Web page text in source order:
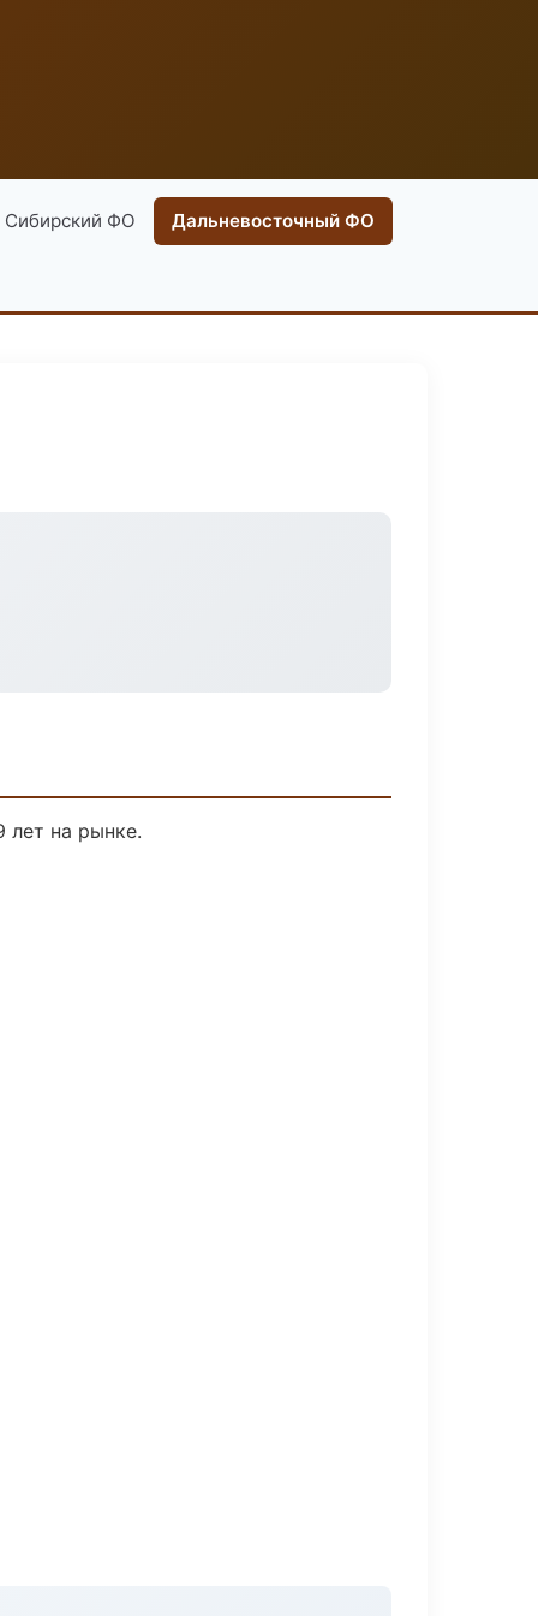
Сибирский ФО Дальневосточный ФО
лет на рынке.